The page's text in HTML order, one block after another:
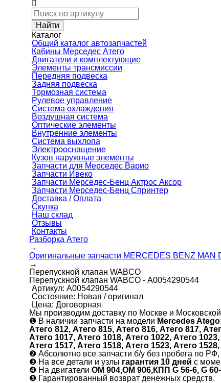
Каталог
Общий каталог автозапчастей
Кабины Мерседес Атего
Двигатели и комплектующие
Элементы трансмиссии
Передняя подвеска
Задняя подвеска
Тормозная сиcтема
Рулевое управление
Система охлаждения
Воздушная система
Оптические элементы
Внутренние элементы
Система выхлопа
Электрооснащение
Кузов наружные элементы
Запчасти для Мерседес Варио
Запчасти Ивеко
Запчасти Мерседес-Бенц Актрос Аксор
Запчасти Мерседес-Бенц Спринтер
Доставка / Оплата
Скупка
Наш склад
Отзывы
Контакты
Разборка Атего
→
Оригинальные запчасти MERCEDES BENZ
→
Перепускной клапан WABCO
Перепускной клапан WABCO - А0054290544
Артикул: А0054290544
Состояние: Новая / оригинал
Цена: Договорная
Мы производим доставку по Москве и
❶ В наличии запчасти на модели Mercedes
Атего 812, Атего 815, Атего 816, Атего 817,
Атего 1017, Атего 1018, Атего 1022, Атего
Атего 1517, Атего 1518, Атего 1523, Атего
❷ Абсолютно все запчасти б/у без пробега по
❸ На все детали и узлы гарантия 10 дней с
❹ На двигатели ОМ 904,ОМ 906,КПП G 56-6, G 60-
❺ Гарантированный возврат денежных средств.